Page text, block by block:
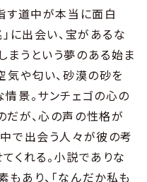
す道中が本当に面白
に出会い、宝があるな
うという夢のある始ま
気や匂い、砂漠の砂を
景。サンチェゴの心の
が、心の声の性格が
で出会う人々が彼の考
くれる。小説でありな
あり、「なんだか私も